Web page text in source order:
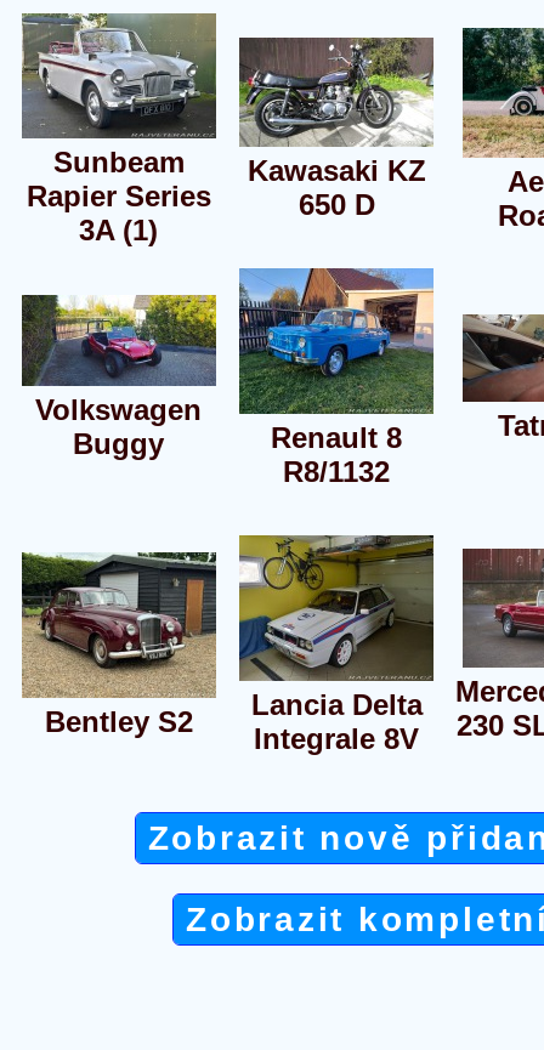
Sunbeam
Rapier Series
3A (1)
Kawasaki KZ
650 D
Volkswagen
Buggy
Renault 8
R8/1132
Bentley S2
Lancia Delta
Integrale 8V
230
Zobrazit nově
Zobrazit